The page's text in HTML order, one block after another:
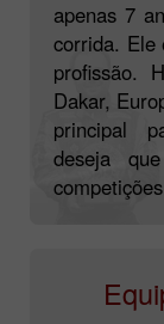
apenas 7
corrida. Ele
profissão.
Dakar,
principal
deseja